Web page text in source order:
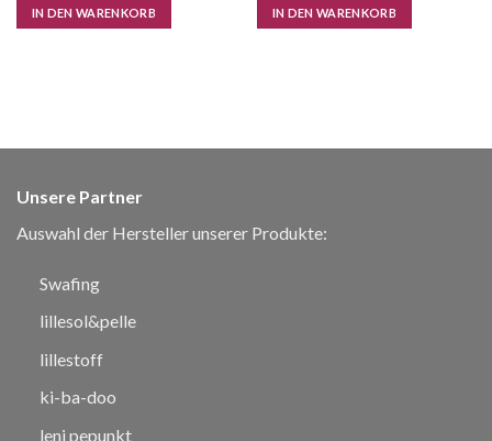
IN DEN WARENKORB IN DEN WARENKORB
Unsere Partner
Auswahl der Hersteller unserer Produkte:
Swafing
lillesol&pelle
lillestoff
ki-ba-doo
leni pepunkt